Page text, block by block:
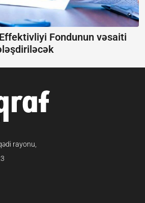
Fondunun vəsaiti
rayonu,